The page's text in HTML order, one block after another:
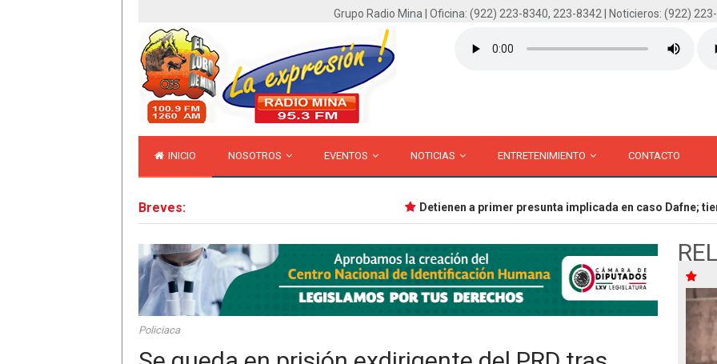
Grupo Radio Mina | Oficina: (922) 223-8340, 223-8342 | Noticieros: (922)
INICIO NOSOTROS EVENTOS NOTICIAS ENTRETENIMIENTO CONTACTO
Breves: Detienen a primer presunta implicada en caso Dafne; tiene
Policiaca